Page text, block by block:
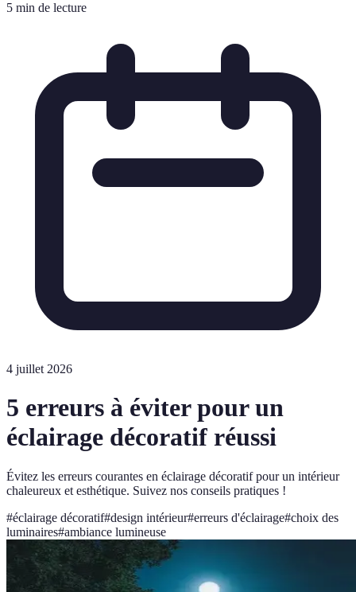
5 min de lecture
4 juillet 2026
5 erreurs à éviter pour un
éclairage décoratif réussi
Évitez les erreurs courantes en éclairage décoratif pour un intérieur
chaleureux et esthétique. Suivez nos conseils pratiques !
#éclairage décoratif#design intérieur#erreurs d'éclairage#choix des
luminaires#ambiance lumineuse